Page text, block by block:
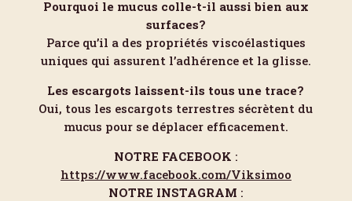
Pourquoi le mucus colle-t-il aussi bien aux
surfaces?
Parce qu’il a des propriétés viscoélastiques
uniques qui assurent l’adhérence et la glisse.
Les escargots laissent-ils tous une trace?
Oui, tous les escargots terrestres sécrètent du
mucus pour se déplacer efficacement.
NOTRE FACEBOOK :
https://www.facebook.com/Viksimoo
NOTRE INSTAGRAM :